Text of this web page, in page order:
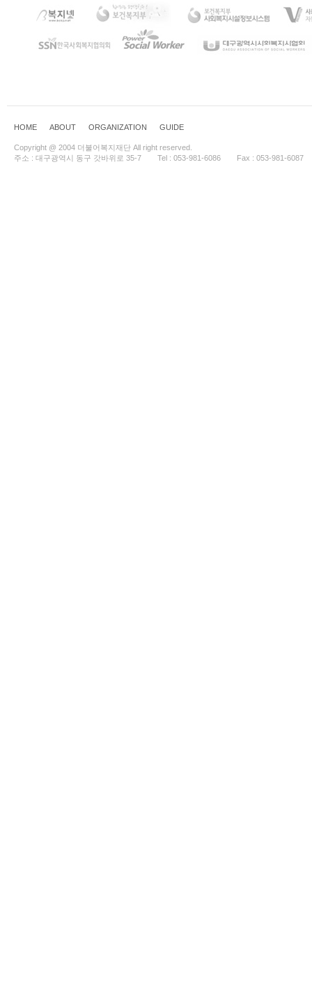
HOME ABOUT ORGANIZATION GUIDE
Copyright @ 2004 더불어복지재단 All right reserved.
주소 : 대구광역시 동구 갓바위로 35-7
Tel : 053-981-6086 Fax : 053-981-6087